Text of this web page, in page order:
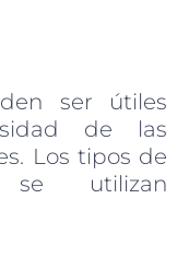
ser útiles
de las
Los tipos de
se utilizan